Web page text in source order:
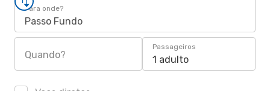
Para onde?
Passo Fundo
Quando?
Passageiros
1 adulto